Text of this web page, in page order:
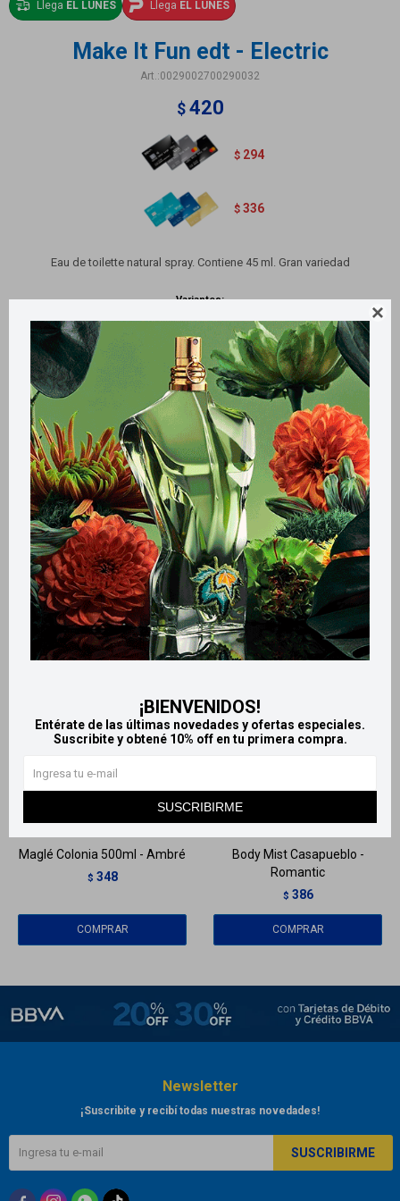

¡BIENVENIDOS!
Entérate de las últimas novedades y ofertas especiales.
Suscribite y obtené 10% off en tu primera compra.
SUSCRIBIRME
Llega EL LUNES Llega EL LUNES
Make It Fun edt - Electric
0029002700290032
$ 420
$ 294
$ 336
Eau de toilette natural spray. Contiene 45 ml. Gran variedad
Variantes:
Métodos y costos de envío
Retiros gratuitos en tiendas
Productos que te pueden interesar
Maglé Colonia 500ml - Ambré
$ 348
Body Mist Casapueblo -
Romantic
$ 386
Newsletter
¡Suscribite y recibí todas nuestras novedades!
SUSCRIBIRME